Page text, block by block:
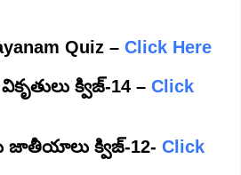
Quiz – Click Here
క్విజ్-14 – Click
జాతీయాలు క్విజ్-12- Click